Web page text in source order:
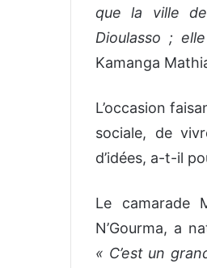
que la ville de
Dioulasso ;
Kamanga
L’occasion
sociale, de
d’idées, a-t-il
Le camarade
N’Gourma, a
« C’est un